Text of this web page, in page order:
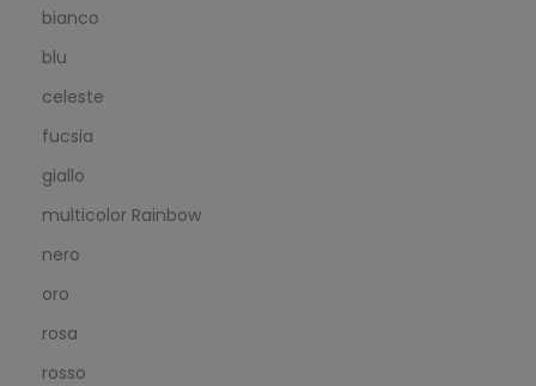
bianco
blu
celeste
fucsia
giallo
multicolor Rainbow
nero
oro
rosa
rosso